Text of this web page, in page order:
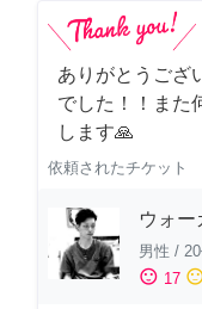
ありがとうござ
でした！！また
します🙏
依頼されたチケット
ウォー
男性 /
sentiment_satisfied 17